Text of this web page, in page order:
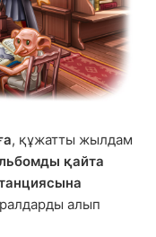
, құжатты жылдам
қайта
алып